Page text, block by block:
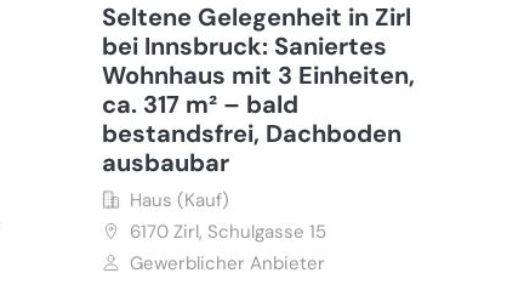
Seltene Gelegenheit in Zirl
bei Innsbruck: Saniertes
Wohnhaus mit 3 Einheiten,
ca. 317 m² – bald
bestandsfrei, Dachboden
ausbaubar
Haus (Kauf)
6170 Zirl, Schulgasse 15
Gewerblicher Anbieter